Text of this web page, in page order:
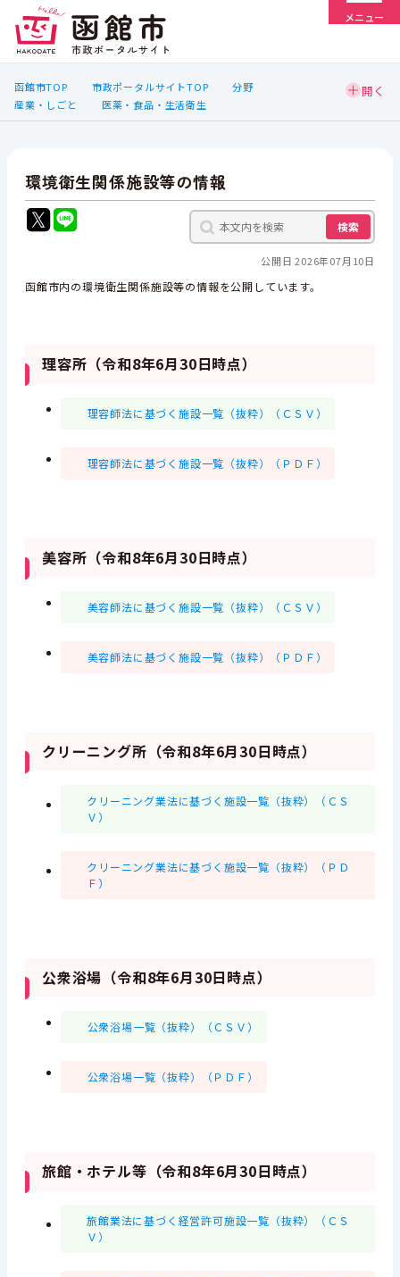
メニュー
函館市TOP 市政ポータルサイトTOP
分野
産業・しごと
医薬・食品・生活衛生
環境衛生関係施設等の情報
検索
公開日 2026年07月10日
函館市内の環境衛生関係施設等の情報を公開しています。
理容所（令和8年6月30日時点）
理容師法に基づく施設一覧（抜粋）（ＣＳＶ）
理容師法に基づく施設一覧（抜粋）（ＰＤＦ）
美容所（令和8年6月30日時点）
美容師法に基づく施設一覧（抜粋）（ＣＳＶ）
美容師法に基づく施設一覧（抜粋）（ＰＤＦ）
クリーニング所（令和8年6月30日時点）
クリーニング業法に基づく施設一覧（抜粋）（ＣＳ
Ｖ）
クリーニング業法に基づく施設一覧（抜粋）（ＰＤ
Ｆ）
公衆浴場（令和8年6月30日時点）
公衆浴場一覧（抜粋）（ＣＳＶ）
公衆浴場一覧（抜粋）（ＰＤＦ）
旅館・ホテル等（令和8年6月30日時点）
旅館業法に基づく経営許可施設一覧（抜粋）（ＣＳ
Ｖ）